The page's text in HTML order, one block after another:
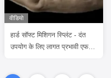
वीडियो
हार्ड सॉफ्ट मिशिगन स्प्लिंट - दंत
उपयोग के लिए लागत प्रभावी एफडीए